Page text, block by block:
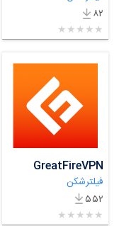
۸۲
★★★★★
★
★
★
★
★
GreatFireVPN
فیلترشکن
۵۵۲
★★★★★
★
★
★
★
★